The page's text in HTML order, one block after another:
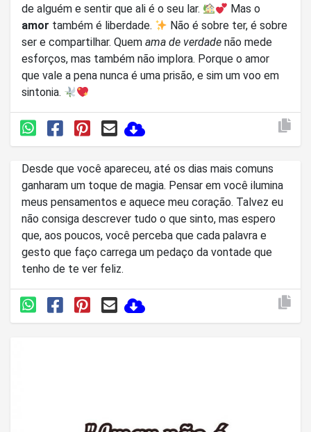
de alguém e sentir que ali é o seu lar.
Mas o
amor também é liberdade.
Não é sobre ter, é sobre
ser e compartilhar. Quem ama de verdade não mede
esforços, mas também não implora. Porque o amor
que vale a pena nunca é uma prisão, e sim um voo em
sintonia.
Desde que você apareceu, até os dias mais comuns
ganharam um toque de magia. Pensar em você ilumina
meus pensamentos e aquece meu coração. Talvez eu
não consiga descrever tudo o que sinto, mas espero
que, aos poucos, você perceba que cada palavra e
gesto que faço carrega um pedaço da vontade que
tenho de te ver feliz.